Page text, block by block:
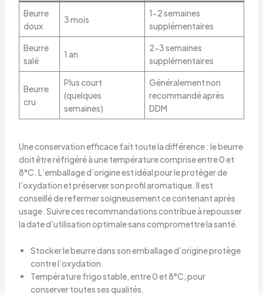
Beurre
doux
3 mois
1-2 semaines
supplémentaires
Beurre
salé
1 an
2-3 semaines
supplémentaires
Beurre
cru
Plus court
(quelques
semaines)
Généralement non
recommandé après
DDM
Une conservation efficace fait toute la différence : le beurre
doit être réfrigéré à une température comprise entre 0 et
8°C. L’emballage d’origine est idéal pour le protéger de
l’oxydation et préserver son profil aromatique. Il est
conseillé de refermer soigneusement ce contenant après
usage. Suivre ces recommandations contribue à repousser
la date d’utilisation optimale sans compromettre la santé.
Stocker le beurre dans son emballage d’origine protège
contre l’oxydation.
Température frigo stable, entre 0 et 8°C, pour
conserver toutes ses qualités.